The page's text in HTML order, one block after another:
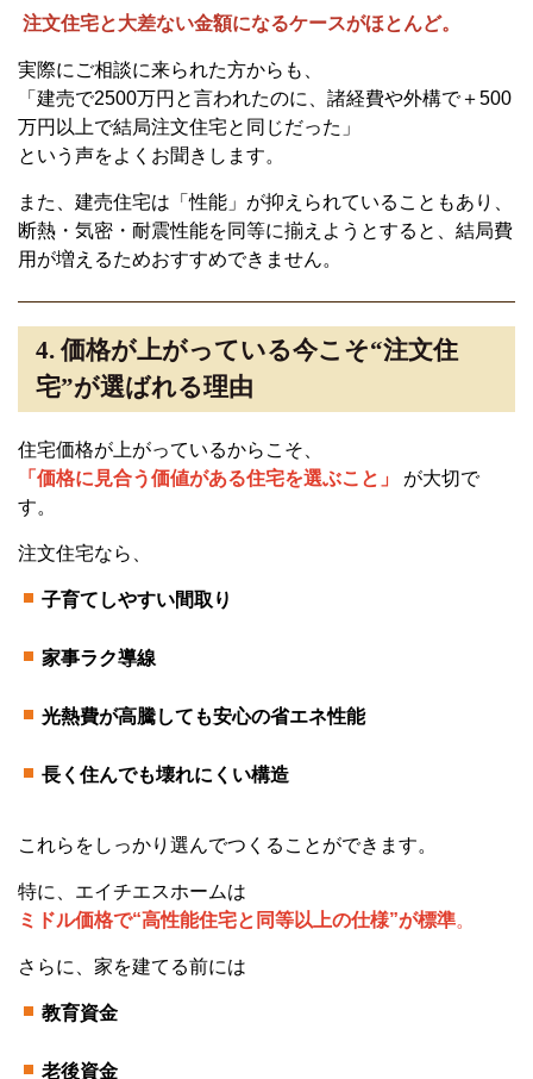
注文住宅と大差ない金額になるケースがほとんど。
実際にご相談に来られた方からも、
「建売で2500万円と言われたのに、諸経費や外構で＋500
万円以上で結局注文住宅と同じだった」
という声をよくお聞きします。
また、建売住宅は「性能」が抑えられていることもあり、
断熱・気密・耐震性能を同等に揃えようとすると、結局費
用が増えるためおすすめできません。
4. 価格が上がっている今こそ“注文住
宅”が選ばれる理由
住宅価格が上がっているからこそ、
「価格に見合う価値がある住宅を選ぶこと」
が大切で
す。
注文住宅なら、
子育てしやすい間取り
家事ラク導線
光熱費が高騰しても安心の省エネ性能
長く住んでも壊れにくい構造
これらをしっかり選んでつくることができます。
特に、エイチエスホームは
ミドル価格で“高性能住宅と同等以上の仕様”が標準。
さらに、家を建てる前には
教育資金
老後資金